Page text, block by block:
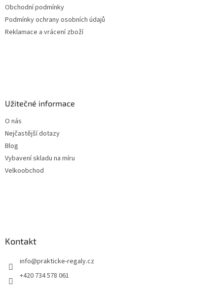
Obchodní podmínky
Podmínky ochrany osobních údajů
Reklamace a vrácení zboží
Užitečné informace
O nás
Nejčastější dotazy
Blog
Vybavení skladu na míru
Velkoobchod
Kontakt
info@prakticke-regaly.cz
+420 734 578 061